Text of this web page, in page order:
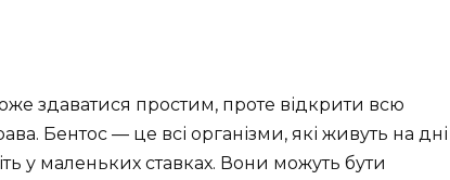
здаватися простим, проте відкрити всю
Бентос — це всі організми, які живуть на дні
у маленьких ставках. Вони можуть бути